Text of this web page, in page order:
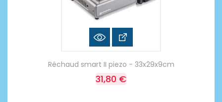
Réchaud smart II piezo - 33x29x9cm
31,80 €